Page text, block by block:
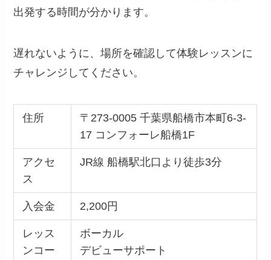
出発する時間が分かります。
遅れないように、場所を確認して体験レッスンに
チャレンジしてください。
住所
〒273-0005 千葉県船橋市本町6-3-
17 コンフォーレ船橋1F
アクセ
ス
JR線 船橋駅北口より徒歩3分
入会金 2,200円
レッス
ンコー
ボーカル
デビューサポート